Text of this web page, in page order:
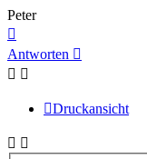
Peter
oben
Antworten
Druckansicht